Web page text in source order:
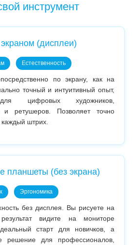
инструмент
(дисплеи)
Естественность
по экрану, как на
точный и интуитивный опыт,
цифровых художников,
и ретушеров. Позволяет точно
каждый штрих.
планшеты (без экрана)
Эргономика
без дисплея. Вы рисуете на
видите на мониторе
старт для новичков, а
решение для профессионалов,